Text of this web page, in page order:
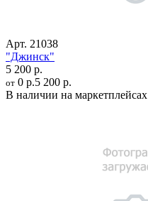
Арт. 21038
"Джинск"
5 200 р.
от 0 р.5 200 р.
В наличии на маркетплейсах